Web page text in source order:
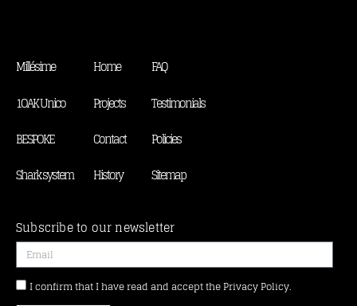
Millésime
1OAK Unico
BESPOKE
Shark system
Home
Projects
Contact
History
FAQ
Testimonials
Policies
Sitemap
Subscribe to our newsletter
I confirm that I have read and accept the Privacy Policy.